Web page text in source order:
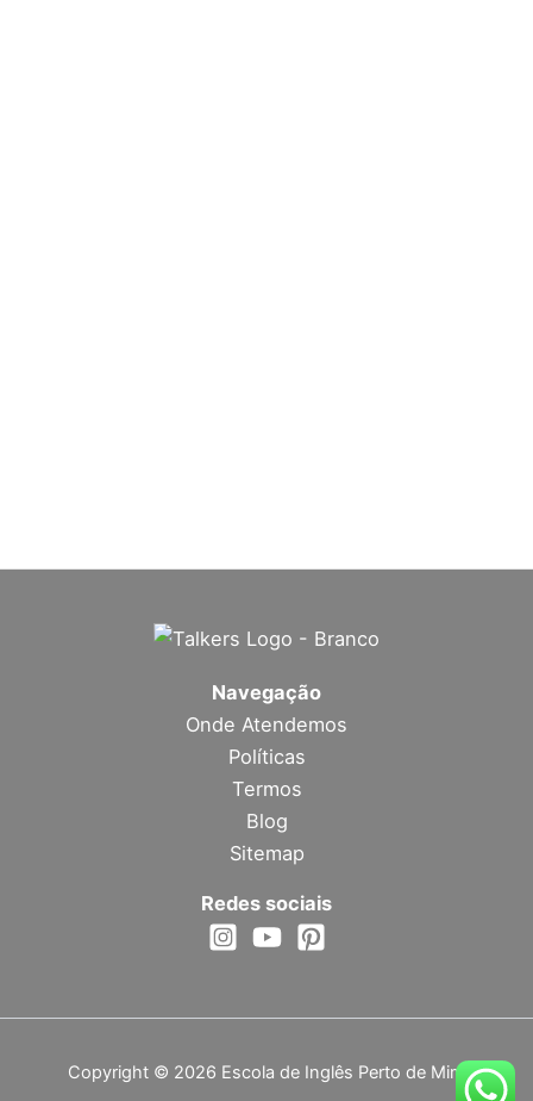
Navegação
Onde Atendemos
Políticas
Termos
Blog
Sitemap
Redes sociais
Copyright © 2026 Escola de Inglês Perto de Mim